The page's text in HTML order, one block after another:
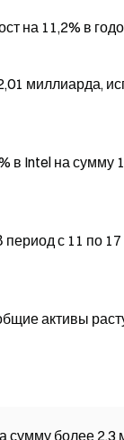
на 11,2% в
миллиарда,
в Intel на сумму
с 11 по
активы
более 2,3